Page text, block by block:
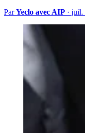
ParYeclo avec AIP · juil.